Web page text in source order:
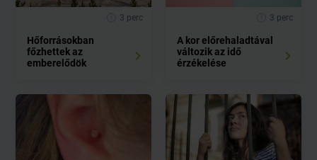
3 perc
Hőforrásokban
főzhettek az
emberelődök
3 perc
A kor előrehaladtával
változik az idő
érzékelése